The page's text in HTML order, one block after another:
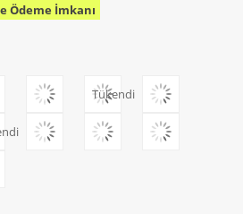
Ödeme İmkanı
Tükendi